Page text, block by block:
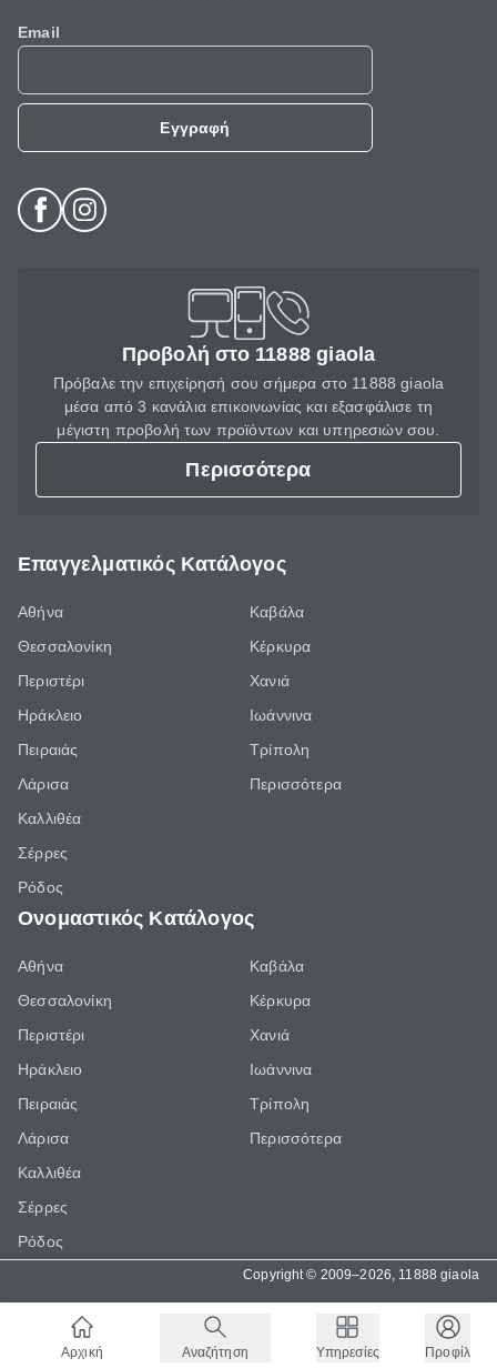
Email
Εγγραφή
Προβολή στο 11888 giaola
Πρόβαλε την επιχείρησή σου σήμερα στο 11888 giaola
μέσα από 3 κανάλια επικοινωνίας και εξασφάλισε τη
μέγιστη προβολή των προϊόντων και υπηρεσιών σου.
Περισσότερα
Επαγγελματικός Κατάλογος
Αθήνα
Θεσσαλονίκη
Περιστέρι
Ηράκλειο
Πειραιάς
Λάρισα
Καλλιθέα
Σέρρες
Ρόδος
Καβάλα
Κέρκυρα
Χανιά
Ιωάννινα
Τρίπολη
Περισσότερα
Ονομαστικός Κατάλογος
Αθήνα
Θεσσαλονίκη
Περιστέρι
Ηράκλειο
Πειραιάς
Λάρισα
Καλλιθέα
Σέρρες
Ρόδος
Καβάλα
Κέρκυρα
Χανιά
Ιωάννινα
Τρίπολη
Περισσότερα
Copyright © 2009–2026, 11888 giaola
Αρχική Αναζήτηση Υπηρεσίες Προφίλ